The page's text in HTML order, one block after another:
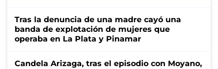
Tras la denuncia de una madre cayó una
banda de explotación de mujeres que
operaba en La Plata y Pinamar
Candela Arizaga, tras el episodio con Moyano,